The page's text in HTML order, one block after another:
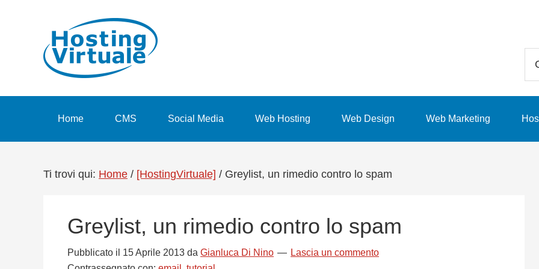
navigazione
contenuto
principale
Home CMS Social Media Web Hosting Web Design Web Marketing
Ti trovi qui: Home / [HostingVirtuale] / Greylist, un rimedio contro lo spam
Greylist, un rimedio contro lo spam
Pubblicato il 15 Aprile 2013 da Gianluca Di Nino
Lascia un commento